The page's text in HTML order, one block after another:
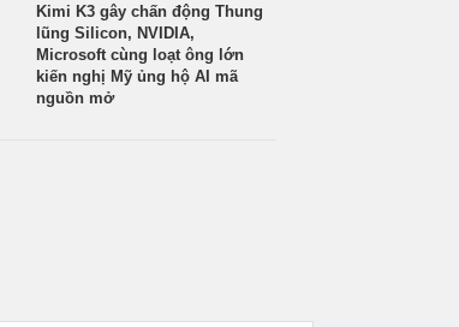
Kimi K3 gây chấn động Thung
lũng Silicon, NVIDIA,
Microsoft cùng loạt ông lớn
kiến nghị Mỹ ủng hộ AI mã
nguồn mở